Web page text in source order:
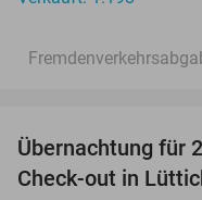
Übernachtung für
Check-out in